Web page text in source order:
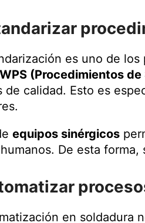
es uno de
WPS (Procedimientos
de calidad. Esto es
equipos sinérgicos
De esta
en soldadura